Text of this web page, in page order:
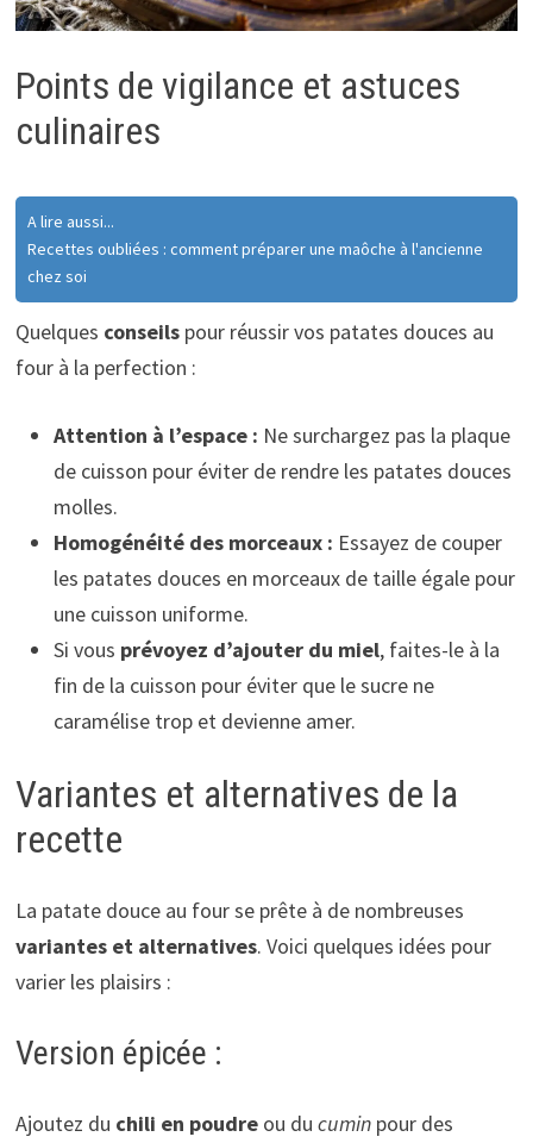
Points de vigilance et astuces
culinaires
A lire aussi...
Recettes oubliées : comment préparer une maôche à l'ancienne
chez soi
Quelques conseilspour réussir vos patates douces au
four à la perfection :
Attention à l’espace : Ne surchargez pas la plaque
de cuisson pour éviter de rendre les patates douces
molles.
Homogénéité des morceaux : Essayez de couper
les patates douces en morceaux de taille égale pour
une cuisson uniforme.
Si vous prévoyez d’ajouter du miel, faites-le à la
fin de la cuisson pour éviter que le sucre ne
caramélise trop et devienne amer.
Variantes et alternatives de la
recette
La patate douce au four se prête à de nombreuses
variantes et alternatives. Voici quelques idées pour
varier les plaisirs :
Version épicée :
Ajoutez du chili en poudreou du cuminpour des